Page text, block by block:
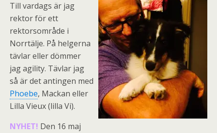
Till vardags är jag
rektor för ett
rektorsområde i
Norrtälje. På helgerna
tävlar eller dömmer
jag agility. Tävlar jag
så är det antingen med
Phoebe, Mackan eller
Lilla Vieux (lilla Vi).
NYHET! Den 16 maj